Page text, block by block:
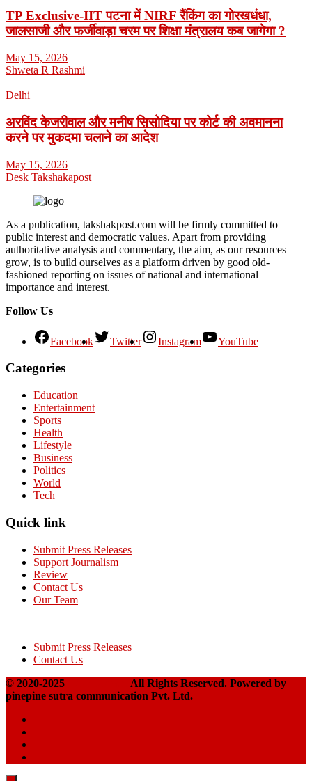
TP Exclusive-IIT पटना में NIRF रैंकिंग का गोरखधंधा,
जालसाजी और फर्जीवाड़ा चरम पर शिक्षा मंत्रालय कब जागेगा ?
May 15, 2026
Shweta R Rashmi
Delhi
अरविंद केजरीवाल और मनीष सिसोदिया पर कोर्ट की अवमानना
करने पर मुकदमा चलाने का आदेश
May 15, 2026
Desk Takshakapost
As a publication, takshakpost.com will be firmly committed to
public interest and democratic values. Apart from providing
authoritative analysis and commentary, the aim, as our resources
grow, is to build ourselves as a platform driven by good old-
fashioned reporting on issues of national and international
importance and interest.
Follow Us
Facebook Twitter Instagram YouTube
Categories
Education
Entertainment
Sports
Health
Lifestyle
Business
Politics
World
Tech
Quick link
Submit Press Releases
Support Journalism
Review
Contact Us
Our Team
Submit Press Releases
Contact Us
© 2020-2025
All Rights Reserved. Powered by
pinepine sutra communication Pvt. Ltd.